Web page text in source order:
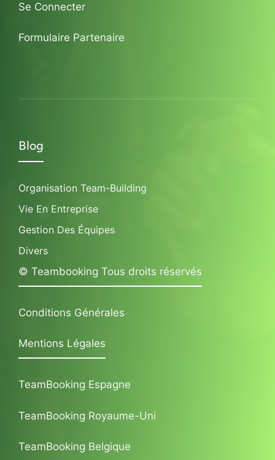
Se Connecter
Formulaire Partenaire
Blog
Organisation Team-Building
Vie En Entreprise
Gestion Des Équipes
Divers
© Teambooking Tous droits réservés
Conditions Générales
Mentions Légales
TeamBooking Espagne
TeamBooking Royaume-Uni
TeamBooking Belgique